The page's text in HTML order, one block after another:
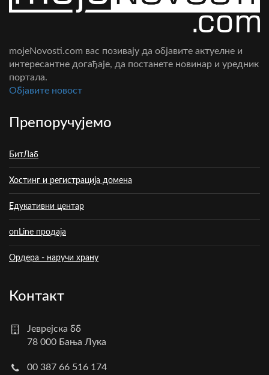
mojeNovosti.com вас позивају да објавите актуелне и
интересантне догађаје, да постанете новинар и уредник
портала.
Oбјавите новост
Препоручујемо
БитЛаб
Хостинг и регистрација домена
Едукативни центар
onLine продаја
Ордера - наручи храну
Контакт
Јеврејска бб
78 000 Бања Лука
00 387 66 516 174